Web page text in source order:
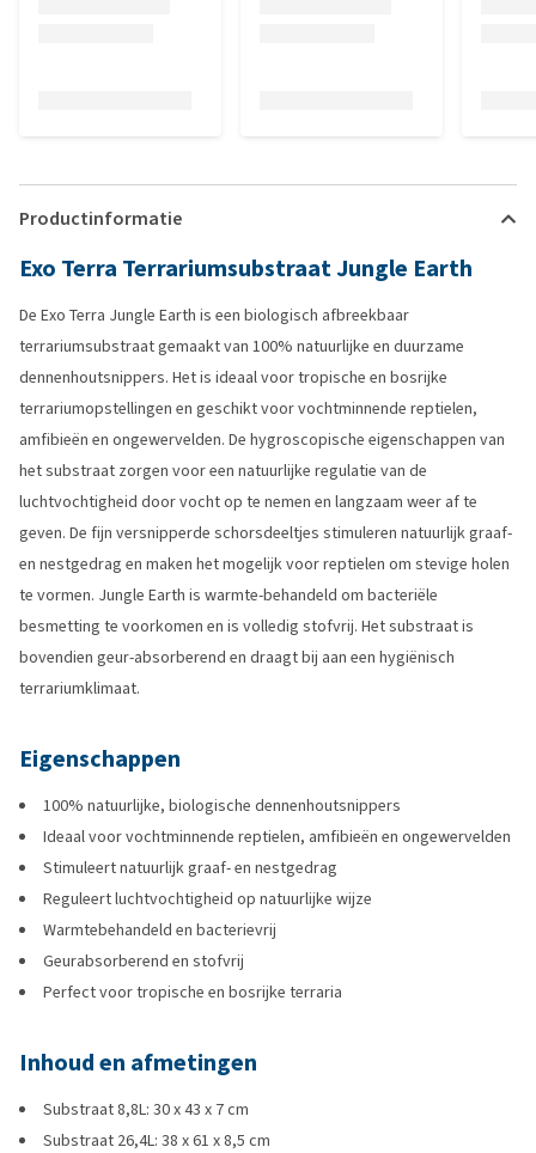
Productinformatie
Exo Terra Terrariumsubstraat Jungle Earth
De Exo Terra Jungle Earth is een biologisch afbreekbaar
terrariumsubstraat gemaakt van 100% natuurlijke en duurzame
dennenhoutsnippers. Het is ideaal voor tropische en bosrijke
terrariumopstellingen en geschikt voor vochtminnende reptielen,
amfibieën en ongewervelden. De hygroscopische eigenschappen van
het substraat zorgen voor een natuurlijke regulatie van de
luchtvochtigheid door vocht op te nemen en langzaam weer af te
geven. De fijn versnipperde schorsdeeltjes stimuleren natuurlijk graaf-
en nestgedrag en maken het mogelijk voor reptielen om stevige holen
te vormen. Jungle Earth is warmte-behandeld om bacteriële
besmetting te voorkomen en is volledig stofvrij. Het substraat is
bovendien geur-absorberend en draagt bij aan een hygiënisch
terrariumklimaat.
Eigenschappen
100% natuurlijke, biologische dennenhoutsnippers
Ideaal voor vochtminnende reptielen, amfibieën en ongewervelden
Stimuleert natuurlijk graaf- en nestgedrag
Reguleert luchtvochtigheid op natuurlijke wijze
Warmtebehandeld en bacterievrij
Geurabsorberend en stofvrij
Perfect voor tropische en bosrijke terraria
Inhoud en afmetingen
Substraat 8,8L: 30 x 43 x 7 cm
Substraat 26,4L: 38 x 61 x 8,5 cm